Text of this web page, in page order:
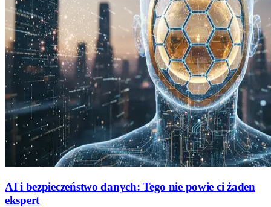
AI i bezpieczeństwo danych: Tego nie powie ci żaden
ekspert